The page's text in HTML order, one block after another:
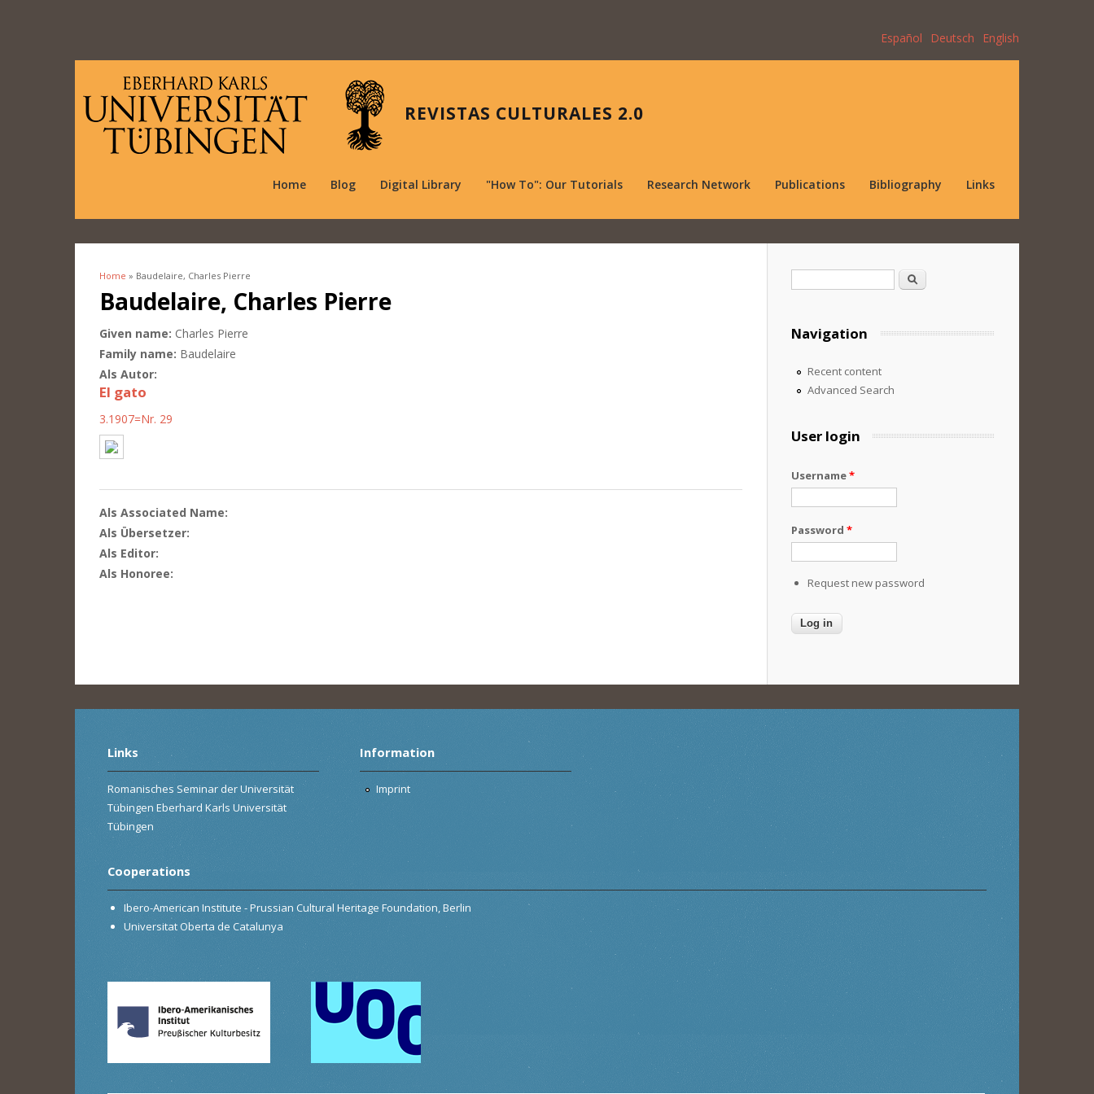
Español Deutsch English
REVISTAS CULTURALES 2.0
Home Blog Digital Library "How To": Our Tutorials Research Network Publications Bibliography Links
You are here
Home » Baudelaire, Charles Pierre
Baudelaire, Charles Pierre
Given name: Charles Pierre
Family name: Baudelaire
Als Autor:
El gato
3.1907=Nr. 29
Als Associated Name:
Als Übersetzer:
Als Editor:
Als Honoree:
Search
Navigation
Recent content
Advanced Search
User login
Username*
Password *
Request new password
Links
Romanisches Seminar der Universität
Tübingen Eberhard Karls Universität
Tübingen
Information
Imprint
Cooperations
Ibero-American Institute - Prussian Cultural Heritage Foundation, Berlin
Universitat Oberta de Catalunya